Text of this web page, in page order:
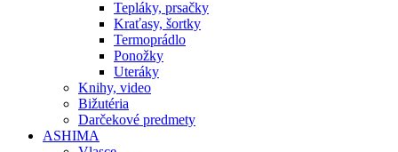
Tepláky, prsačky
Kraťasy, šortky
Termoprádlo
Ponožky
Uteráky
Knihy, video
Bižutéria
Darčekové predmety
ASHIMA